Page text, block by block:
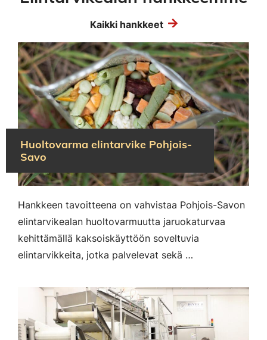
Kaikki hankkeet
Huoltovarma elintarvike Pohjois-
Savo
Hankkeen tavoitteena on vahvistaa Pohjois-Savon
elintarvikealan huoltovarmuutta jaruokaturvaa
kehittämällä kaksoiskäyttöön soveltuvia
elintarvikkeita, jotka palvelevat sekä …